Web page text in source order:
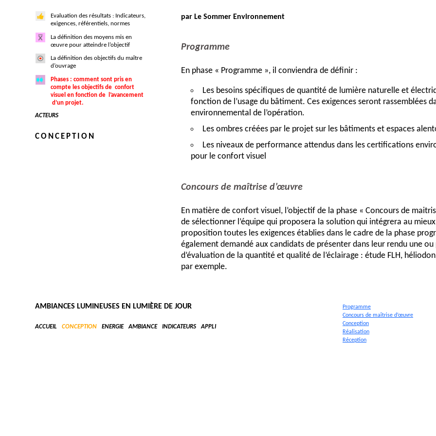
Evaluation des résultats : Indicateurs,
exigences, référentiels, normes
La définition des moyens mis en
œuvre pour atteindre l’objectif
La définition des objectifs du maître
d’ouvrage
Phases : comment sont pris en
compte les objectifs de confort
visuel en fonction de l’avancement
d’un projet.
ACTEURS
CONCEPTION
par Le Sommer Environnement
Programme
En phase « Programme », il conviendra de définir :
Les besoins spécifiques de quantité de lumière naturelle et
fonction de l’usage du bâtiment. Ces exigences seront rassemblées
environnemental de l’opération.
Les ombres créées par le projet sur les bâtiments et espaces
Les niveaux de performance attendus dans les certifications
pour le confort visuel
Concours de maîtrise d’œuvre
En matière de confort visuel, l’objectif de la phase « Concours de
de sélectionner l’équipe qui proposera la solution qui intégrera au mieux
proposition toutes les exigences établies dans le cadre de la phase
également demandé aux candidats de présenter dans leur rendu une ou
d’évaluation de la quantité et qualité de l’éclairage : étude FLH,
par exemple.
En phase « Conception », les équipes de maitrise d’œuvre seront
des solutions pour la mise en place des exigences du programme qui
visuel. Il s’agira de trouver des solutions techniques validées par des
AMBIANCES LUMINEUSES EN LUMIÈRE DE JOUR
ACCUEIL CONCEPTION ENERGIE AMBIANCE INDICATEURS APPLI
Programme
Concours de maîtrise d’œuvre
Conception
Réalisation
Réception